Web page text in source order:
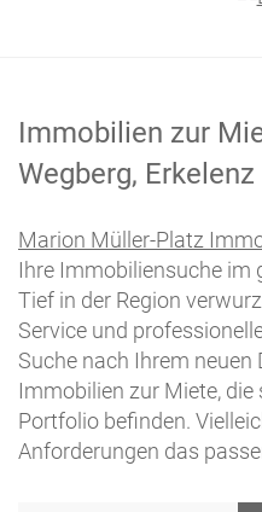
Immobilien zur
Wegberg,
Marion Müller-Platz
Ihre Immobiliensuche im
Tief in der Region
Service und
Suche nach Ihrem neuen
Immobilien zur Miete,
Portfolio befinden.
Anforderungen das